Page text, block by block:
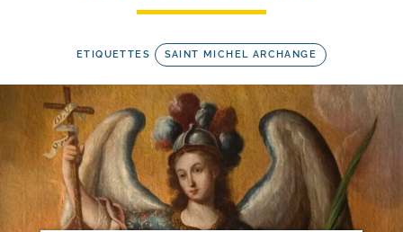
ETIQUETTES SAINT MICHEL ARCHANGE